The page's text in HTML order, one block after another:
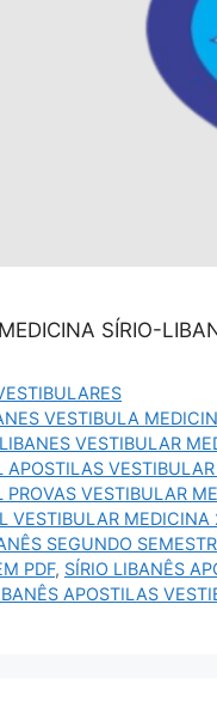
SÍRIO-
VESTIBULA
VESTIBULAR
APOSTILAS
PROVAS VESTIBULAR
VESTIBULAR
SEGUNDO
PDF, SÍRIO LIBANÊS
APOSTILAS